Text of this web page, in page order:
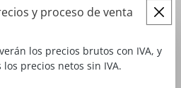
y proceso de venta
los precios brutos con IVA, y
precios netos sin IVA.